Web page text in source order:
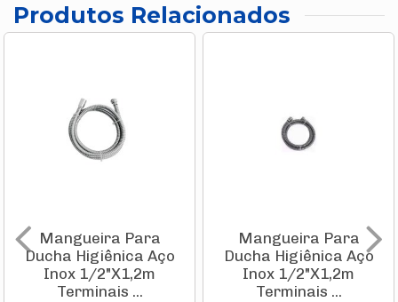
Produtos Relacionados
Mangueira Para
Ducha Higiênica Aço
Inox 1/2"X1,2m
Terminais ...
Mangueira Para
Ducha Higiênica Aço
Inox 1/2"X1,2m
Terminais ...